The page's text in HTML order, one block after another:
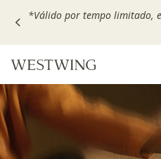
Escolha seu VOUCHER e